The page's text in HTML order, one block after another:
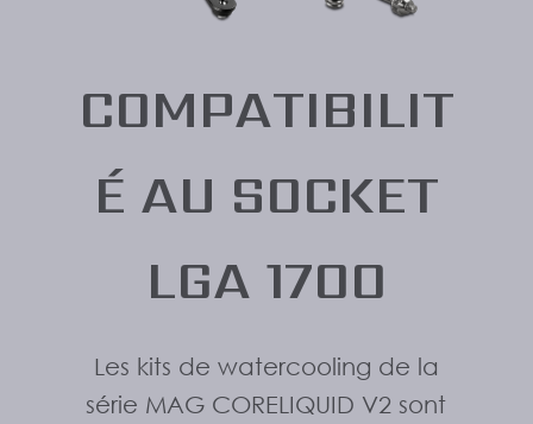
COMPATIBILIT
É AU SOCKET
LGA 1700
Les kits de watercooling de la
série MAG CORELIQUID V2 sont